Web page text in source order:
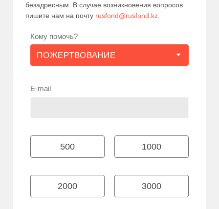
безадресным. В случае возникновения вопросов
пишите нам на почту rusfond@rusfond.kz.
Кому помочь?
E-mail
500 1000
2000 3000